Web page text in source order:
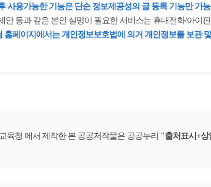
사용가능한 기능은 단순 정보제공성의 글 등록 기능만 가
안 등과 같은 본인 실명이 필요한 서비스는 휴대전화/아이
페이지에서는 개인정보보호법에 의거 개인정보를 보관
육청 에서 제작한 본 공공저작물은 공공누리 출처표시+상